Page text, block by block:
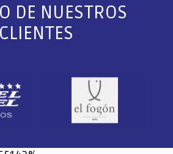
DE NUESTROS
CLIENTES